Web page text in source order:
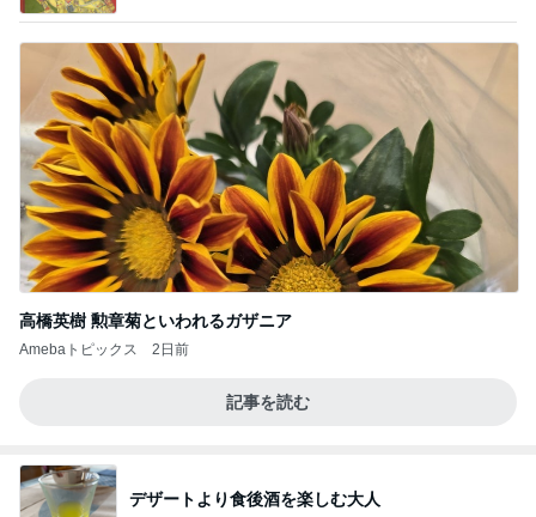
高橋英樹 勲章菊といわれるガザニア
Amebaトピックス 2日前
記事を読む
デザートより食後酒を楽しむ大人